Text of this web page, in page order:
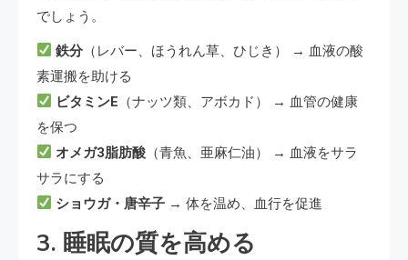
でしょう。
鉄分 （レバー、ほうれん草、ひじき） → 血液の酸
素運搬を助ける
ビタミンE （ナッツ類、アボカド） → 血管の健康
を保つ
オメガ3脂肪酸 （青魚、亜麻仁油） → 血液をサラ
サラにする
ショウガ・唐辛子 → 体を温め、血行を促進
3. 睡眠の質を高める